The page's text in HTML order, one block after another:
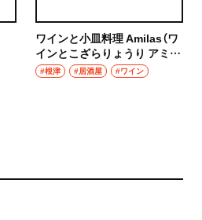
ワインと小皿料理 Amilas（ワ
インとこざらりょうり アミラ
ス）
#根津 #居酒屋 #ワイン